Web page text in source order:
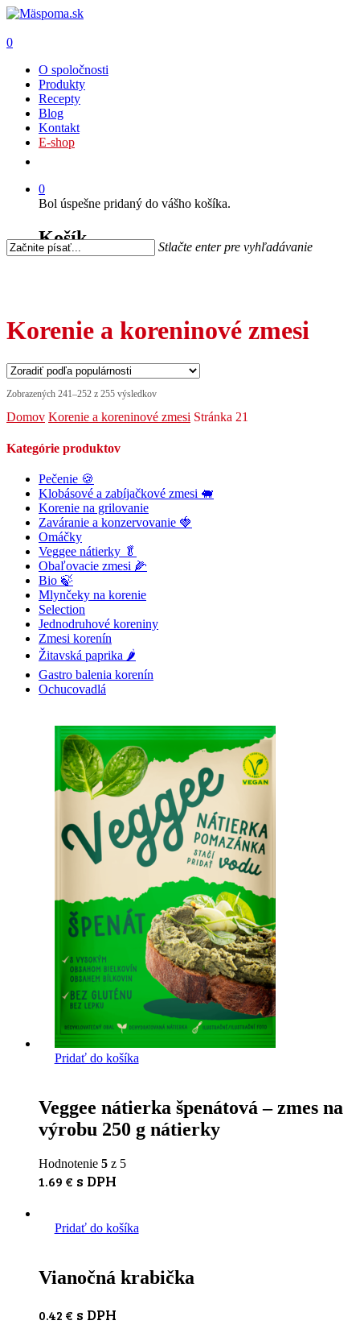
0
O spoločnosti
Produkty
Recepty
Blog
Kontakt
E-shop
0
Bol úspešne pridaný do vášho košíka.
Košík Stlačte enter pre vyhľadávanie
Korenie a koreninové zmesi
Zobrazených 241–252 z 255 výsledkov
Domov Korenie a koreninové zmesi Stránka 21
Kategórie produktov
Pečenie 🍪
Klobásové a zabíjačkové zmesi 🐖
Korenie na grilovanie
Zaváranie a konzervovanie 🍓
Omáčky
Veggee nátierky 🥬
Obaľovacie zmesi 🌽
Bio 🍃
Mlynčeky na korenie
Selection
Jednodruhové koreniny
Zmesi korenín
Žitavská paprika 🌶
Gastro balenia korenín
Ochucovadlá
Pridať do košíka
Veggee nátierka špenátová – zmes na
výrobu 250 g nátierky
Hodnotenie 5 z 5
1.69 € s DPH
Pridať do košíka
Vianočná krabička
0.42 € s DPH